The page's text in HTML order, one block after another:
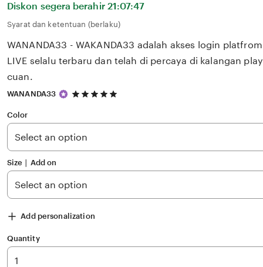
Diskon segera berahir 21:07:47
Syarat dan ketentuan (berlaku)
WANANDA33 - WAKANDA33 adalah akses login
LIVE selalu terbaru dan telah di percaya di kalangan
cuan.
WANANDA33
5
5
stars
Color
Size ∣ Add on
Add personalization
Quantity